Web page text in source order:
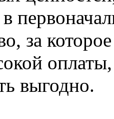
за
выгодно.